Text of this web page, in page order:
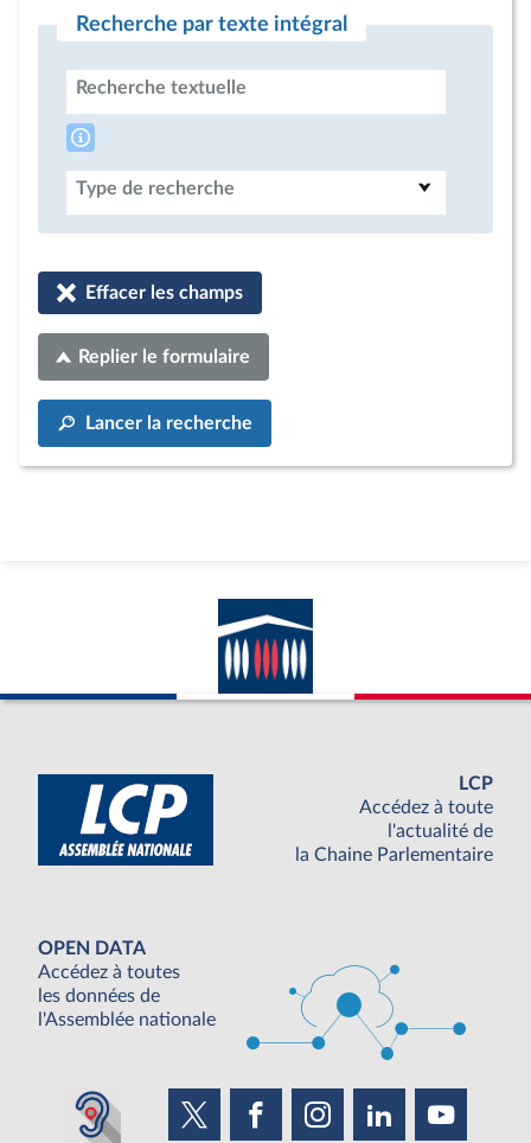
Recherche par texte intégral
Recherche textuelle
Type de recherche
Effacer les champs
Replier le formulaire
Lancer la recherche
LCP
Accédez à toute
l'actualité de
la Chaine Parlementaire
OPEN DATA
Accédez à toutes
les données de
l'Assemblée nationale